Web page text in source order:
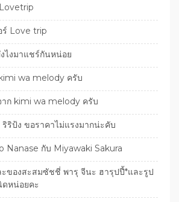
Lovetrip
ร์ Love trip
ไงมาแชร์กันหน่อย
wa melody ครับ
าก kimi wa melody ครับ
ริป้ง ขอราคาไม่แรงมากน่ะคับ
Nanase กับ Miyawaki Sakura
ของสะสมซัชชี่ พารุ จีนะ ฮารุปปี้*และรูป
ดหน่อยคะ